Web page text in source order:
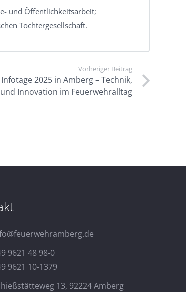
und Öffentlichkeitsarbeit;
Tochtergesellschaft.
Vorheriger Beitrag
2025 in Amberg – Technik,
Innovation im Feuerwehralltag
9621 48 98-0
9621 10-1379
13, 92224 Amberg